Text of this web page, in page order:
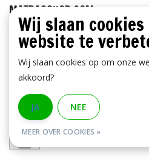
MATRASSHOP.COM
KLANTENSERVICE
BETAALMETHODEN
Wij slaan cookies
website te
Wij slaan cookies op om onze
akkoord?
JA NEE
MEER OVER COOKIES »